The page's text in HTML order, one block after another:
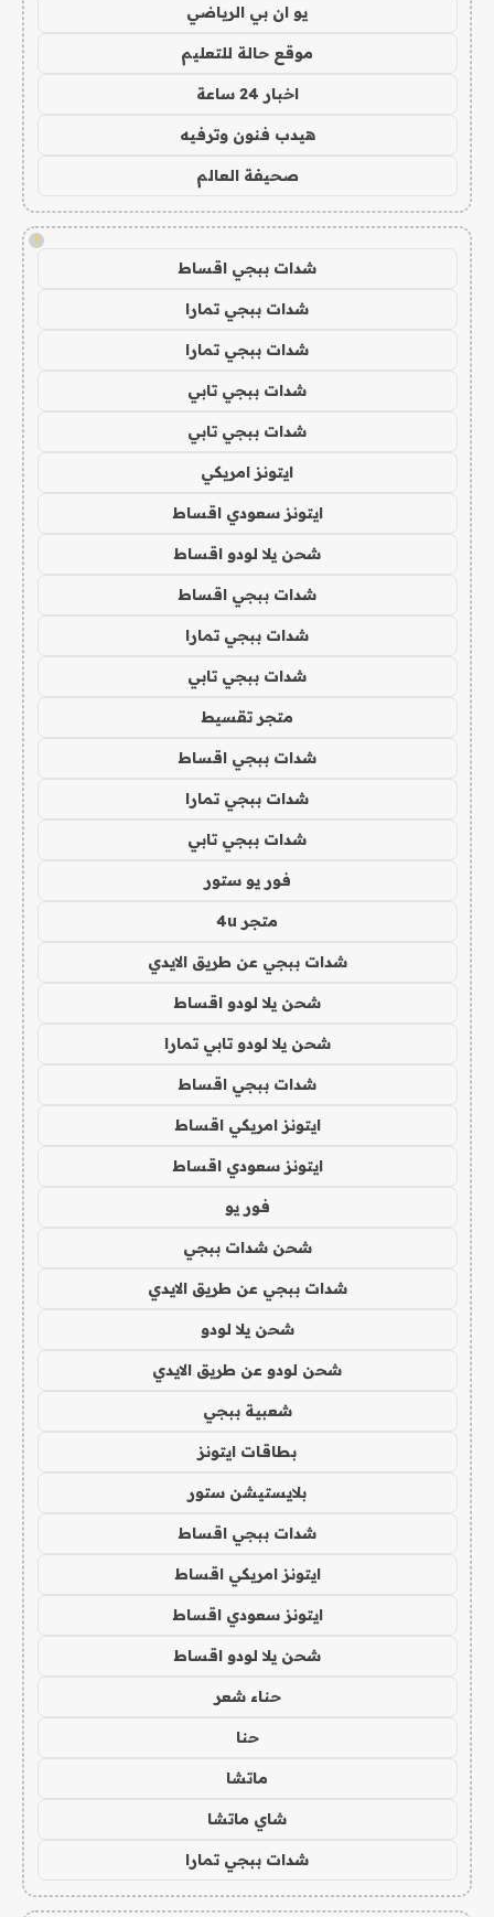
يو ان بي الرياضي
موقع حالة للتعليم
اخبار 24 ساعة
هيدب فنون وترفيه
صحيفة العالم
!
شدات ببجي اقساط
شدات ببجي تمارا
شدات ببجي تمارا
شدات ببجي تابي
شدات ببجي تابي
ايتونز امريكي
ايتونز سعودي اقساط
شحن يلا لودو اقساط
شدات ببجي اقساط
شدات ببجي تمارا
شدات ببجي تابي
متجر تقسيط
شدات ببجي اقساط
شدات ببجي تمارا
شدات ببجي تابي
فور يو ستور
متجر 4u
شدات ببجي عن طريق الايدي
شحن يلا لودو اقساط
شحن يلا لودو تابي تمارا
شدات ببجي اقساط
ايتونز امريكي اقساط
ايتونز سعودي اقساط
فور يو
شحن شدات ببجي
شدات ببجي عن طريق الايدي
شحن يلا لودو
شحن لودو عن طريق الايدي
شعبية ببجي
بطاقات ايتونز
بلايستيشن ستور
شدات ببجي اقساط
ايتونز امريكي اقساط
ايتونز سعودي اقساط
شحن يلا لودو اقساط
حناء شعر
حنا
ماتشا
شاي ماتشا
شدات ببجي تمارا